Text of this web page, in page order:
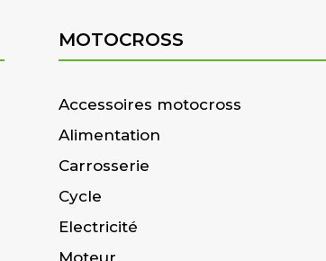
MOTOCROSS
Accessoires motocross
Alimentation
Carrosserie
Cycle
Electricité
Moteur